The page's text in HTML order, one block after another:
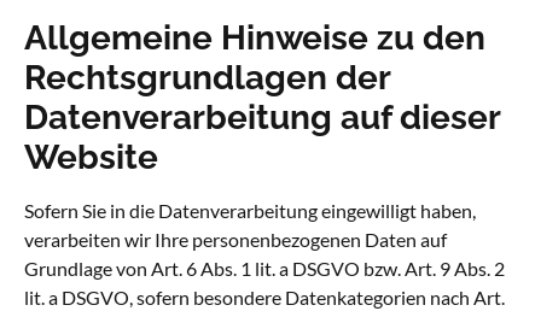
Allgemeine Hinweise zu den
Rechtsgrundlagen der
Datenverarbeitung auf dieser
Website
Sofern Sie in die Datenverarbeitung eingewilligt haben,
verarbeiten wir Ihre personenbezogenen Daten auf
Grundlage von Art. 6 Abs. 1 lit. a DSGVO bzw. Art. 9 Abs. 2
lit. a DSGVO, sofern besondere Datenkategorien nach Art.